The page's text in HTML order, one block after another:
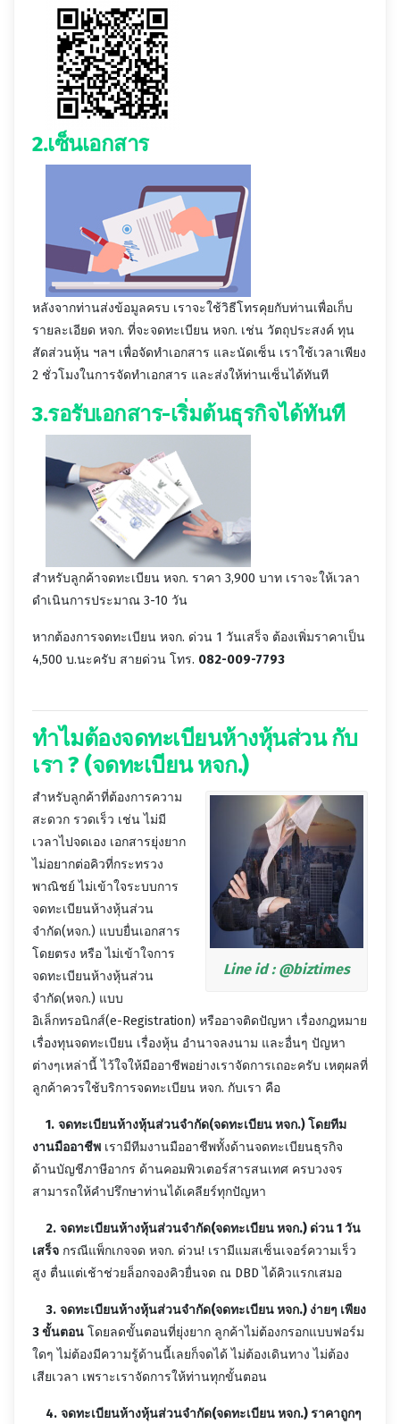
2.เซ็นเอกสาร
หลังจากท่านส่งข้อมูลครบ เราจะใช้วิธีโทรคุยกับท่านเพื่อเก็บ
รายละเอียด หจก. ที่จะจดทะเบียน หจก. เช่น วัตถุประสงค์ ทุน
สัดส่วนหุ้น ฯลฯ เพื่อจัดทำเอกสาร และนัดเซ็น เราใช้เวลาเพียง
2 ชั่วโมงในการจัดทำเอกสาร และส่งให้ท่านเซ็นได้ทันที
3.รอรับเอกสาร-เริ่มต้นธุรกิจได้ทันที
สำหรับลูกค้าจดทะเบียน หจก. ราคา 3,900 บาท เราจะให้เวลา
ดำเนินการประมาณ 3-10 วัน
หากต้องการจดทะเบียน หจก. ด่วน 1 วันเสร็จ ต้องเพิ่มราคาเป็น
4,500 บ.นะครับ สายด่วน โทร. 082-009-7793
ทำไมต้องจดทะเบียนห้างหุ้นส่วนกับ
เรา ? (จดทะเบียน หจก.)
Line id : @biztimes
สำหรับลูกค้าที่ต้องการความ
สะดวก รวดเร็ว เช่น ไม่มี
เวลาไปจดเอง เอกสารยุ่งยาก
ไม่อยากต่อคิวที่กระทรวง
พาณิชย์ ไม่เข้าใจระบบการ
จดทะเบียนห้างหุ้นส่วน
จำกัด(หจก.) แบบยื่นเอกสาร
โดยตรง หรือ ไม่เข้าใจการ
จดทะเบียนห้างหุ้นส่วน
จำกัด(หจก.) แบบ
อิเล็กทรอนิกส์(e-Registration) หรืออาจติดปัญหา เรื่องกฎหมาย
เรื่องทุนจดทะเบียน เรื่องหุ้น อำนาจลงนาม และอื่นๆ ปัญหา
ต่างๆเหล่านี้ ไว้ใจให้มืออาชีพอย่างเราจัดการเถอะครับ เหตุผลที่
ลูกค้าควรใช้บริการจดทะเบียน หจก. กับเรา คือ
1. จดทะเบียนห้างหุ้นส่วนจำกัด(จดทะเบียน หจก.) โดยทีม
งานมืออาชีพ เรามีทีมงานมืออาชีพทั้งด้านจดทะเบียนธุรกิจ
ด้านบัญชีภาษีอากร ด้านคอมพิวเตอร์สารสนเทศ ครบวงจร
สามารถให้คำปรึกษาท่านได้เคลียร์ทุกปัญหา
2. จดทะเบียนห้างหุ้นส่วนจำกัด(จดทะเบียน หจก.) ด่วน 1 วัน
เสร็จ กรณีแพ็กเกจจด หจก. ด่วน! เรามีแมสเซ็นเจอร์ความเร็ว
สูง ตื่นแต่เช้าช่วยล็อกจองคิวยื่นจด ณ DBD ได้คิวแรกเสมอ
3. จดทะเบียนห้างหุ้นส่วนจำกัด(จดทะเบียน หจก.) ง่ายๆ เพียง
3 ขั้นตอน โดยลดขั้นตอนที่ยุ่งยาก ลูกค้าไม่ต้องกรอกแบบฟอร์ม
ใดๆ ไม่ต้องมีความรู้ด้านนี้เลยก็จดได้ ไม่ต้องเดินทาง ไม่ต้อง
เสียเวลา เพราะเราจัดการให้ท่านทุกขั้นตอน
4. จดทะเบียนห้างหุ้นส่วนจำกัด(จดทะเบียน หจก.)ราคาถูกๆ